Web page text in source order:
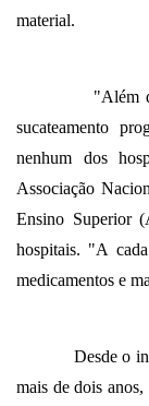
material.
"Além
sucateamento
nenhum dos
Associação
Ensino Superior
hospitais. "A
medicamentos e
Desde o
mais de dois